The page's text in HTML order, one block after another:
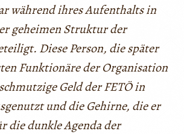
während ihres Aufenthalts in
geheimen Struktur der
Diese Person, die später
Funktionäre der Organisation
Geld der FETÖ in
und die Gehirne, die er
die dunkle Agenda der